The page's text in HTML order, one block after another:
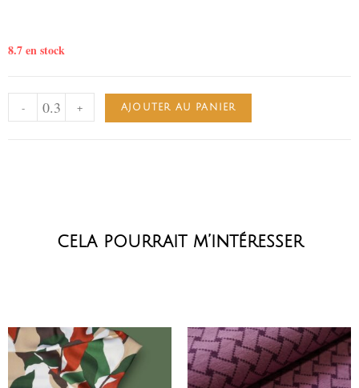
8.7 en stock
- + AJOUTER AU PANIER
cela pourrait m’intéresser